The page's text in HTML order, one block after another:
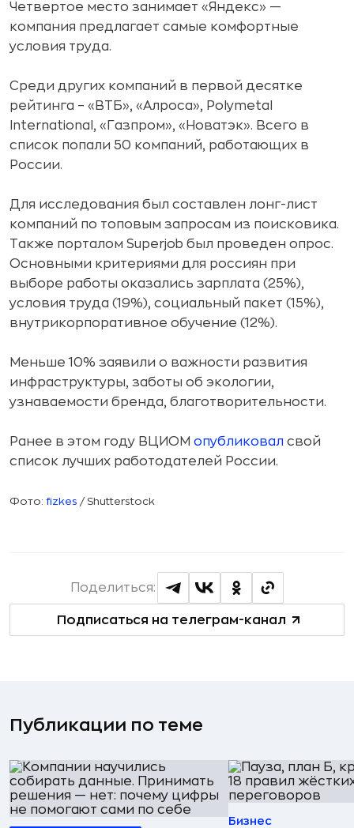
Четвертое место занимает «Яндекс» —
компания предлагает самые комфортные
условия труда.
Среди других компаний в первой десятке
рейтинга – «ВТБ», «Алроса», Polymetal
International, «Газпром», «Новатэк». Всего в
список попали 50 компаний, работающих в
России.
Для исследования был составлен лонг-лист
компаний по топовым запросам из поисковика.
Также порталом Superjob был проведен опрос.
Основными критериями для россиян при
выборе работы оказались зарплата (25%),
условия труда (19%), социальный пакет (15%),
внутрикорпоративное обучение (12%).
Меньше 10% заявили о важности развития
инфраструктуры, заботы об экологии,
узнаваемости бренда, благотворительности.
Ранее в этом году ВЦИОМ опубликовал свой
список лучших работодателей России.
Фото: fizkes / Shutterstock
Подписаться на телеграм-канал
Поделиться:
Публикации по теме
Бизнес